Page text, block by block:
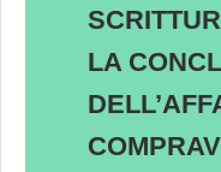
LA